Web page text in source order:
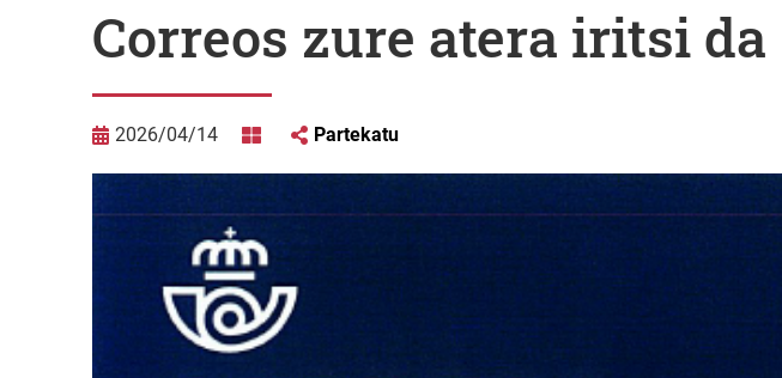
Correos zure atera iritsi da
2026/04/14 Partekatu